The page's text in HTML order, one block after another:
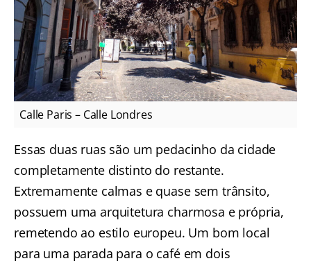
Calle Paris – Calle Londres
Essas duas ruas são um pedacinho da cidade
completamente distinto do restante.
Extremamente calmas e quase sem trânsito,
possuem uma arquitetura charmosa e própria,
remetendo ao estilo europeu. Um bom local
para uma parada para o café em dois